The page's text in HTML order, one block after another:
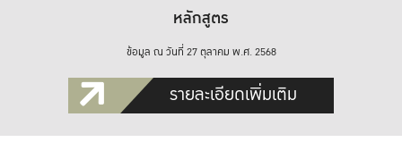
หลักสูตร
ข้อมูล ณ วันที่ 27 ตุลาคม พ.ศ. 2568
รายละเอียดเพิ่มเติม